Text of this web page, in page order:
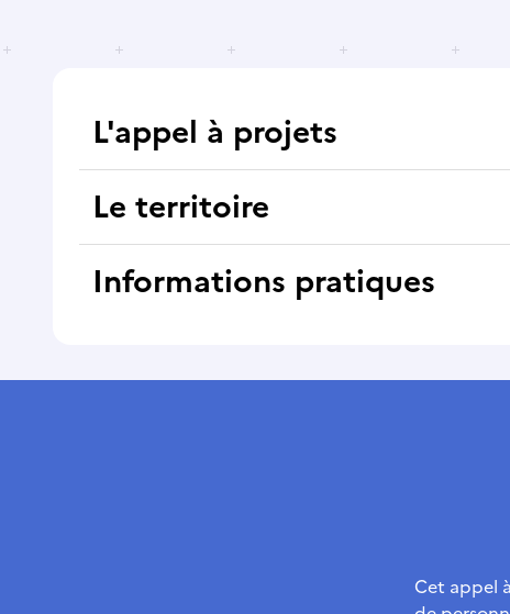
L'appel à projets
Le territoire
Informations pratiques
Cet appel